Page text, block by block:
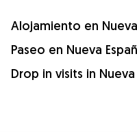
Alojamiento en
Paseo en Nueva
Drop in visits in